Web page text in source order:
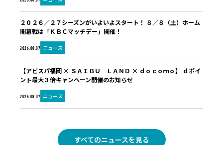
2026.08.07 ニュース
２０２６／２７シーズンがいよいよスタート！ ８／８（土）ホーム
開幕戦は「ＫＢＣマッチデー」開催！
2026.08.07 ニュース
【アビスパ福岡 × ＳＡＩＢＵ ＬＡＮＤ × ｄｏｃｏｍｏ】 ｄポイ
ント最大３倍キャンペーン開催のお知らせ
すべてのニュースを見る